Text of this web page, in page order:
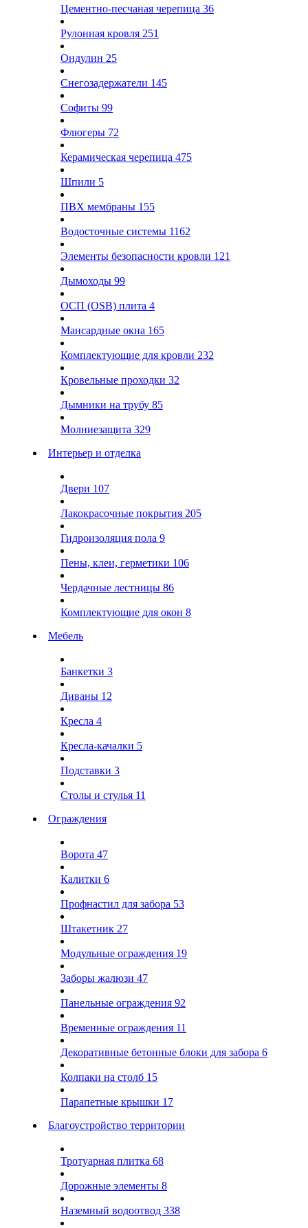
Цементно-песчаная черепица 36
Рулонная кровля 251
Ондулин 25
Снегозадержатели 145
Софиты 99
Флюгеры 72
Керамическая черепица 475
Шпили 5
ПВХ мембраны 155
Водосточные системы 1162
Элементы безопасности кровли 121
Дымоходы 99
ОСП (OSB) плита 4
Мансардные окна 165
Комплектующие для кровли 232
Кровельные проходки 32
Дымники на трубу 85
Молниезащита 329
Интерьер и отделка
Двери 107
Лакокрасочные покрытия 205
Гидроизоляция пола 9
Пены, клеи, герметики 106
Чердачные лестницы 86
Комплектующие для окон 8
Мебель
Банкетки 3
Диваны 12
Кресла 4
Кресла-качалки 5
Подставки 3
Столы и стулья 11
Ограждения
Ворота 47
Калитки 6
Профнастил для забора 53
Штакетник 27
Модульные ограждения 19
Заборы жалюзи 47
Панельные ограждения 92
Временные ограждения 11
Декоративные бетонные блоки для забора 6
Колпаки на столб 15
Парапетные крышки 17
Благоустройство территории
Тротуарная плитка 68
Дорожные элементы 8
Наземный водоотвод 338